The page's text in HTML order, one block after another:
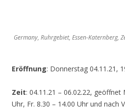
Germany, Ruhrgebiet, Essen-Katernberg,
Eröffnung: Donnerstag 04.11.21,
Zeit: 04.11.21 – 06.02.22, geöffnet
Uhr, Fr. 8.30 – 14.00 Uhr und nach